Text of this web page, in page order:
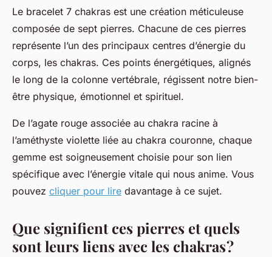
Le bracelet 7 chakras est une création méticuleuse
composée de sept pierres. Chacune de ces pierres
représente l’un des principaux centres d’énergie du
corps, les chakras. Ces points énergétiques, alignés
le long de la colonne vertébrale, régissent notre bien-
être physique, émotionnel et spirituel.
De l’agate rouge associée au chakra racine à
l’améthyste violette liée au chakra couronne, chaque
gemme est soigneusement choisie pour son lien
spécifique avec l’énergie vitale qui nous anime. Vous
pouvez cliquer pour lire davantage à ce sujet.
Que signifient ces pierres et quels
sont leurs liens avec les chakras ?